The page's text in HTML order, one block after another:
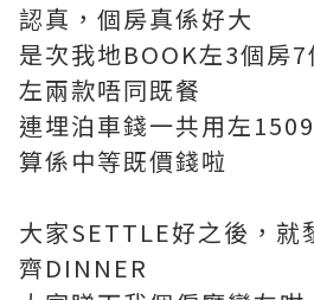
認真，個房真係好大
是次我地BOOK左3個房
左兩款唔同既餐
連埋泊車錢一共用左
算係中等既價錢啦
大家SETTLE好之後，就
齊DINNER